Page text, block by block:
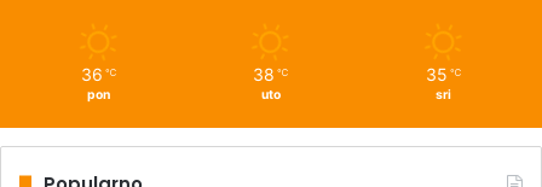
36 ℃
pon
38 ℃
uto
35 ℃
sri